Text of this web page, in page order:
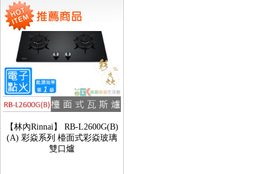
(A) 彩焱系列 檯面式彩焱玻璃
雙口爐